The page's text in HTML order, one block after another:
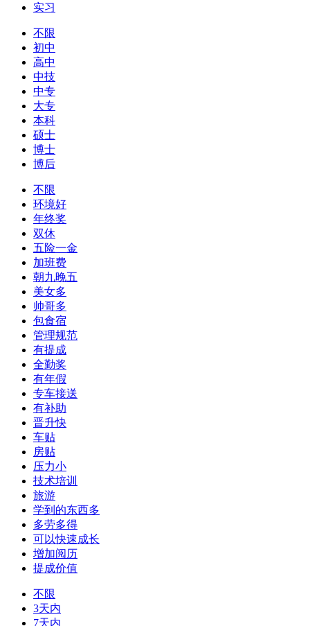
实习
不限
初中
高中
中技
中专
大专
本科
硕士
博士
博后
不限
环境好
年终奖
双休
五险一金
加班费
朝九晚五
美女多
帅哥多
包食宿
管理规范
有提成
全勤奖
有年假
专车接送
有补助
晋升快
车贴
房贴
压力小
技术培训
旅游
学到的东西多
多劳多得
可以快速成长
增加阅历
提成价值
不限
3天内
7天内